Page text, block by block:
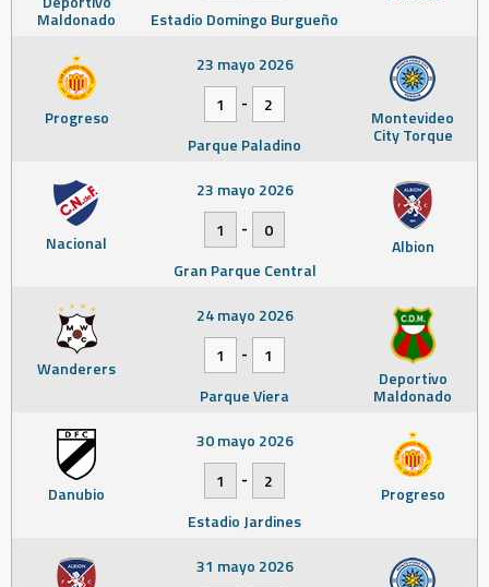
Maldonado
Estadio Domingo Burgueño
Progreso Montevideo
City Torque
23 mayo 2026
1
-
2
Parque Paladino
Nacional Albion
23 mayo 2026
1
-
0
Gran Parque Central
Wanderers Deportivo
Maldonado
24 mayo 2026
1
-
1
Parque Viera
Danubio Progreso
30 mayo 2026
1
-
2
Estadio Jardines
31 mayo 2026